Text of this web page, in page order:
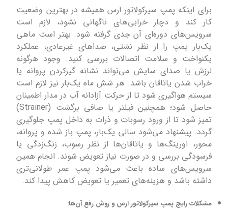
برای اینکه پمپ سیرکولاتور ارس همیشه در بهترین وضعیت
کار کند و دچار خرابی‌های ناگهانی نشود، لازم است
سرویس‌های دوره‌ای آن جدی گرفته شود. بهتر است ماهی
یک‌بار پمپ را از نظر نشتی، صداهای غیرعادی، عملکرد
یکنواخت و سلامت اتصالات بررسی کنید. وجود هرگونه
لرزش یا صدای سایش می‌تواند نشانه گیرکردن پروانه یا
خراب شدن یاتاقان باشد. هر شش ماه یک‌بار نیز لازم است
سیستم هواگیری شود تا از حرکت آزادانه آب در مدار اطمینان
حاصل شود؛ همچنین فیلتر یا صافی برگشت (Strainer)
تمیز شود تا از ورود رسوبات و ذرات به داخل پمپ جلوگیری
گردد. پیشنهاد می‌شود سالی یک‌بار، پمپ باز شده و پروانه،
محور، اورینگ‌ها و یاتاقان‌ها از نظر رسوب، زنگ‌زدگی یا
فرسودگی بررسی و در صورت نیاز تعویض شوند. انجام همین
سرویس‌های ساده باعث می‌شود پمپ عمر طولانی‌تری
داشته باشد و هزینه‌های تعمیر یا تعویض کاهش پیدا کند.
مشکلات رایج پمپ سیرکولاتور ارس و روش رفع آن‌ها: